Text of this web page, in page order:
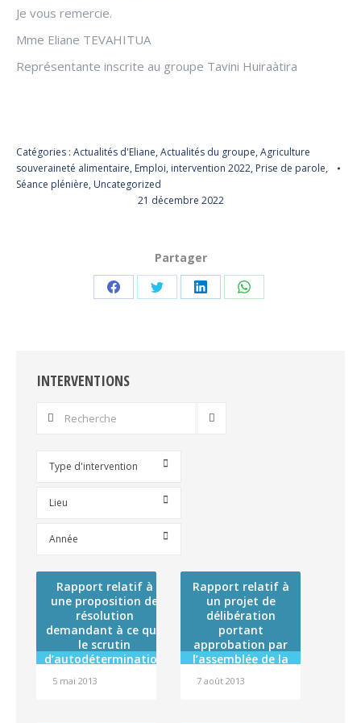
Je vous remercie.
Mme Eliane TEVAHITUA
Représentante inscrite au groupe Tavini Huiraàtira
Catégories : Actualités d'Eliane, Actualités du groupe, Agriculture
souveraineté alimentaire, Emploi, intervention 2022, Prise de parole,
Séance plénière, Uncategorized
21 décembre 2022
Partager
PartagerPartagerPartagerPartager
INTERVENTIONS
Type d'intervention
Lieu
Année
Rapport relatif à
une proposition de
résolution
demandant à ce que
le scrutin
d’autodétermination
la Constitution soit
5 mai 2013
Rapport relatif à
un projet de
délibération
portant
approbation par
l’assemblée de la
française de la
7 août 2013